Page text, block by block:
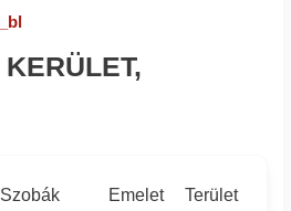
Szobák Emelet Terület